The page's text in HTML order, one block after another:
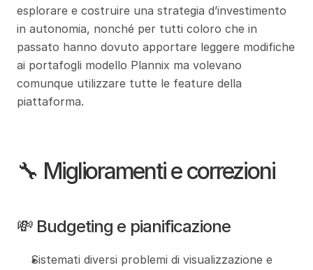
esplorare e costruire una strategia d’investimento
in autonomia, nonché per tutti coloro che in
passato hanno dovuto apportare leggere modifiche
ai portafogli modello Plannix ma volevano
comunque utilizzare tutte le feature della
piattaforma.
🔧 Miglioramenti e correzioni
💸 Budgeting e pianificazione
Sistemati diversi problemi di visualizzazione e